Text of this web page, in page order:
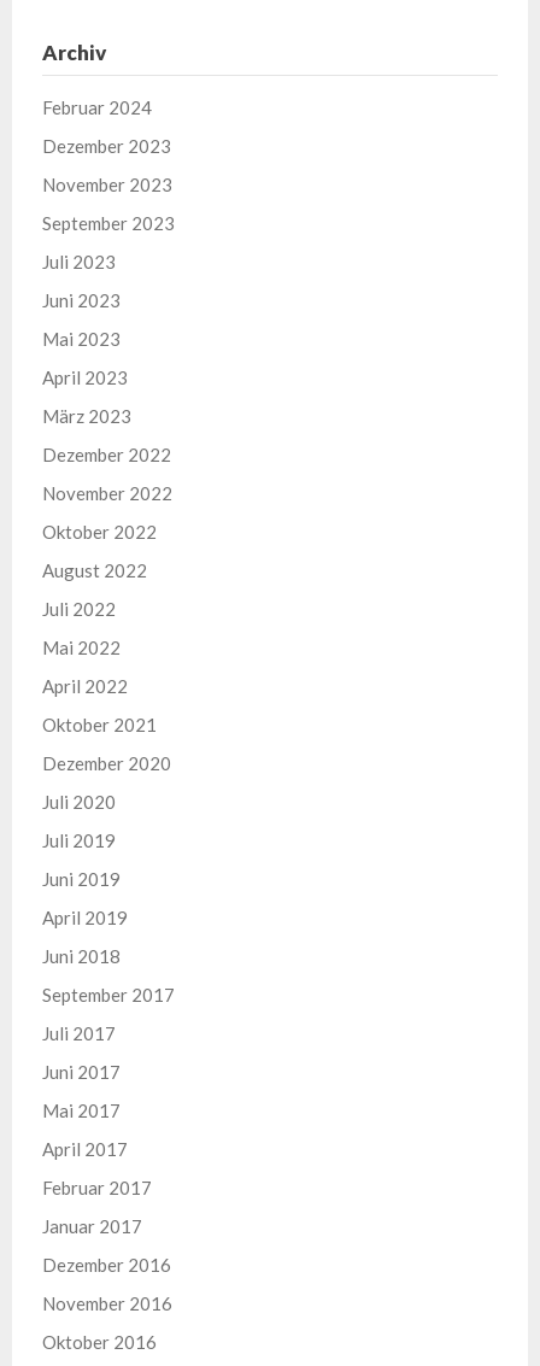
Archiv
Februar 2024
Dezember 2023
November 2023
September 2023
Juli 2023
Juni 2023
Mai 2023
April 2023
März 2023
Dezember 2022
November 2022
Oktober 2022
August 2022
Juli 2022
Mai 2022
April 2022
Oktober 2021
Dezember 2020
Juli 2020
Juli 2019
Juni 2019
April 2019
Juni 2018
September 2017
Juli 2017
Juni 2017
Mai 2017
April 2017
Februar 2017
Januar 2017
Dezember 2016
November 2016
Oktober 2016